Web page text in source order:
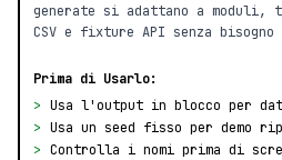
generate si adattano a moduli,
CSV e fixture API senza
Prima di Usarlo:
> Usa l'output in blocco per
> Usa un seed fisso per demo
> Controlla i nomi prima di